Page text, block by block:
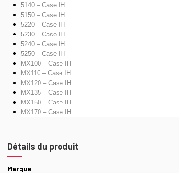
5140 – Case IH
5150 – Case IH
5220 – Case IH
5230 – Case IH
5240 – Case IH
5250 – Case IH
MX100 – Case IH
MX110 – Case IH
MX120 – Case IH
MX135 – Case IH
MX150 – Case IH
MX170 – Case IH
Détails du produit
Marque